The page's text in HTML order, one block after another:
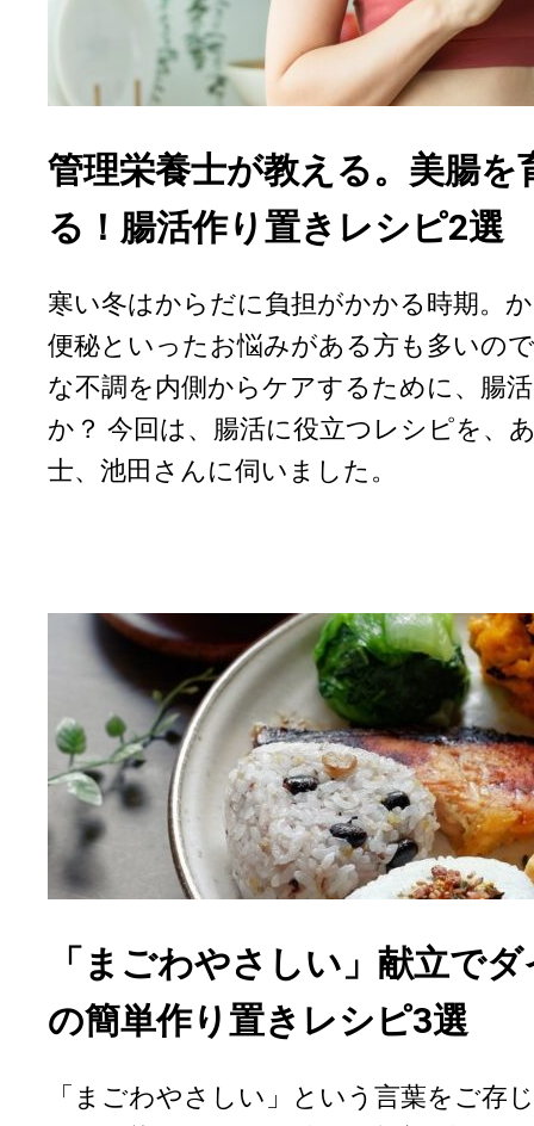
管理栄養士が教える。美腸
る！腸活作り置きレシピ2選
寒い冬はからだに負担がかかる時期。
便秘といったお悩みがある方も多いの
な不調を内側からケアするために、腸
か？ 今回は、腸活に役立つレシピを、
士、池田さんに伺いました。
「まごわやさしい」献立で
の簡単作り置きレシピ3選
「まごわやさしい」という言葉をご存